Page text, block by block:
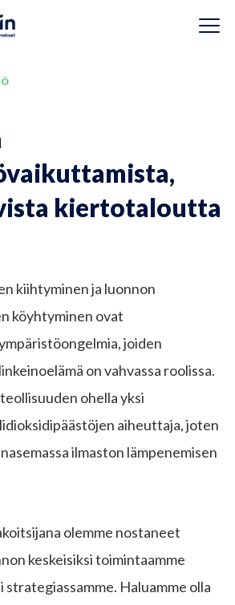
kiertotaloutta
kiihtyminen ja luonnon
köyhtyminen ovat
joiden
on vahvassa roolissa.
ohella yksi
aiheuttaja, joten
ilmaston lämpenemisen
olemme nostaneet
keskeisiksi toimintaamme
strategiassamme. Haluamme olla